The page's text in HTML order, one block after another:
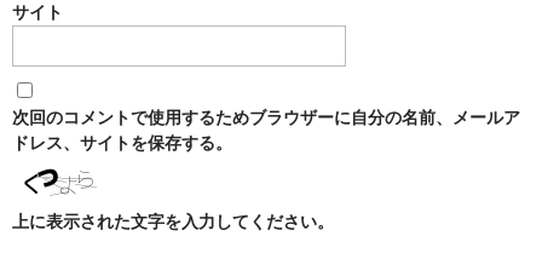
Mamay Custom
MEXANIKA
HMS
サイト
次回のコメントで使用するためブラウザーに自分の名前、メールア
ドレス、サイトを保存する。
上に表示された文字を入力してください。